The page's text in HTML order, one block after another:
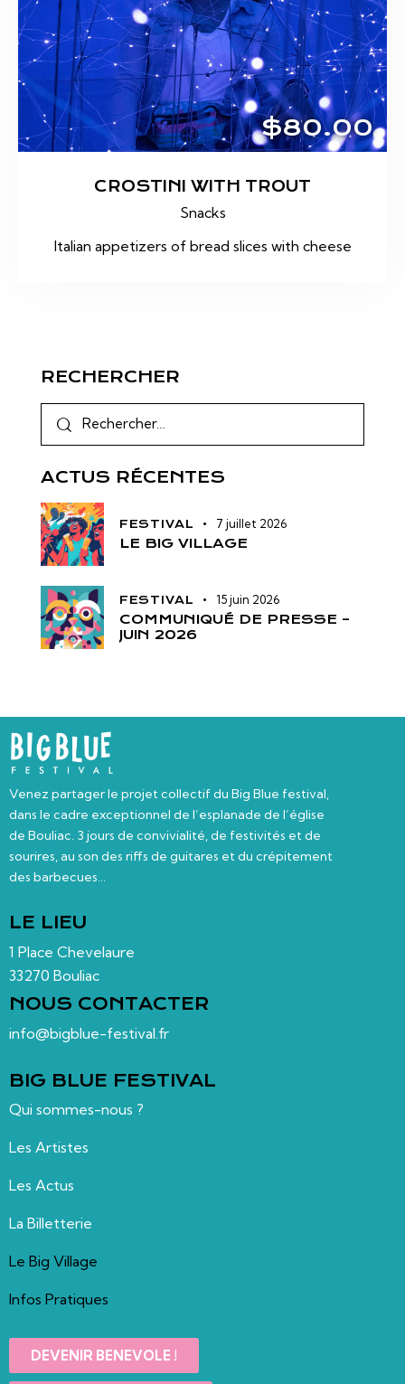
$80.00
CROSTINI WITH TROUT
Snacks
Italian appetizers of bread slices with cheese
RECHERCHER
ACTUS RÉCENTES
FESTIVAL 7 juillet 2026
LE BIG VILLAGE
FESTIVAL 15 juin 2026
COMMUNIQUÉ DE PRESSE –
JUIN 2026
Venez partager le projet collectif du Big Blue festival,
dans le cadre exceptionnel de l’esplanade de l’église
de Bouliac. 3 jours de convivialité, de festivités et de
sourires, au son des riffs de guitares et du crépitement
des barbecues…
LE LIEU
1 Place Chevelaure
33270 Bouliac
NOUS CONTACTER
info@bigblue-festival.fr
BIG BLUE FESTIVAL
Qui sommes-nous ?
Les Artistes
Les Actus
La Billetterie
Le Big Village
Infos Pratiques
DEVENIR BENEVOLE !